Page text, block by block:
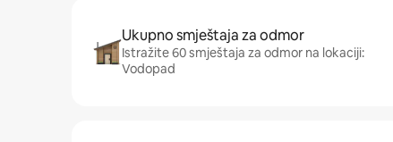
Ukupno smještaja za odmor
Istražite 60 smještaja za odmor na lokaciji:
Vodopad